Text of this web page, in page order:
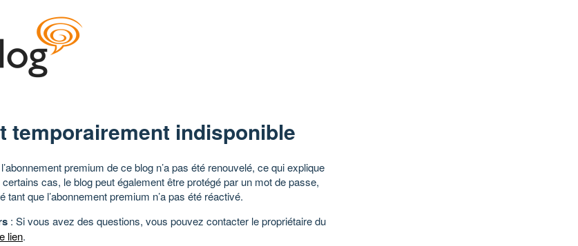
temporairement indisponible
premium de ce blog n’a pas été renouvelé, ce qui explique
cas, le blog peut également être protégé par un mot de passe,
tant que l’abonnement premium n’a pas été réactivé.
: Si vous avez des questions, vous pouvez contacter le propriétaire du
lien.